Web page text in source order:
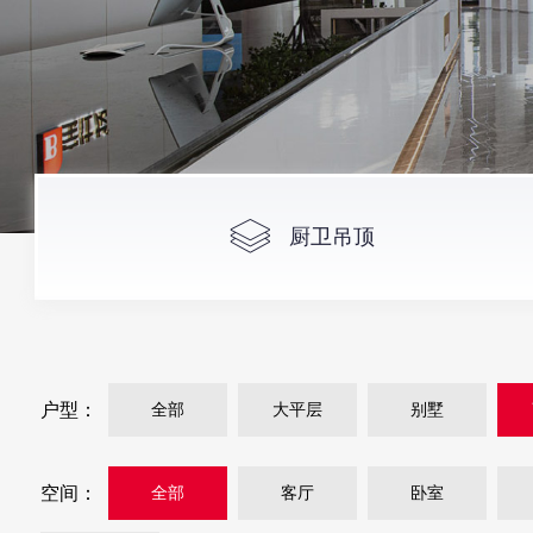
厨卫吊顶
户型： 全部 大平层 别墅
空间： 全部 客厅 卧室